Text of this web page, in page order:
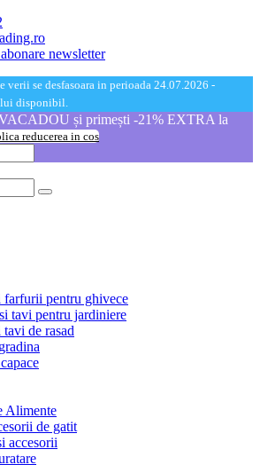
newsletter
verii se desfasoara in perioada 24.07.2026 -
disponibil.
și primești -21% EXTRA la
reducerea in cos
farfurii pentru ghivece
tavi pentru jardiniere
de rasad
Alimente
de gatit
accesorii